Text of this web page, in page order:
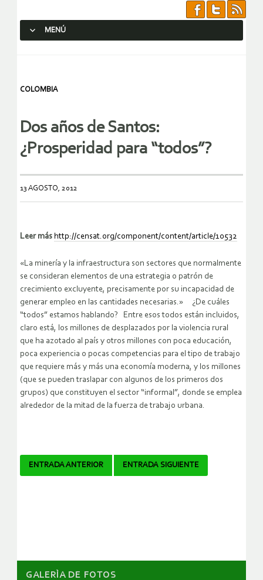
MENÚ
COLOMBIA
Dos años de Santos:
¿Prosperidad para “todos”?
13 AGOSTO, 2012
Leer más http://censat.org/component/content/article/10532
«La minería y la infraestructura son sectores que normalmente
se consideran elementos de una estrategia o patrón de
crecimiento excluyente, precisamente por su incapacidad de
generar empleo en las cantidades necesarias.» ¿De cuáles
“todos” estamos hablando? Entre esos todos están incluidos,
claro está, los millones de desplazados por la violencia rural
que ha azotado al país y otros millones con poca educación,
poca experiencia o pocas competencias para el tipo de trabajo
que requiere más y más una economía moderna, y los millones
(que se pueden traslapar con algunos de los primeros dos
grupos) que constituyen el sector “informal”, donde se emplea
alrededor de la mitad de la fuerza de trabajo urbana.
Navegador
ENTRADA ANTERIOR ENTRADA SIGUIENTE
GALERÌA DE FOTOS